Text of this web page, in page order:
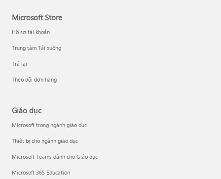
Microsoft Store
Hồ sơ tài khoản
Trung tâm Tải xuống
Trả lại
Theo dõi đơn hàng
Giáo dục
Microsoft trong ngành giáo dục
Thiết bị cho ngành giáo dục
Microsoft Teams dành cho Giáo dục
Microsoft 365 Education